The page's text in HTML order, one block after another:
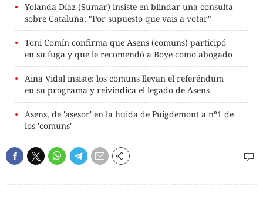
Yolanda Díaz (Sumar) insiste en blindar una consulta
sobre Cataluña: "Por supuesto que vais a votar"
Toni Comín confirma que Asens (comuns) participó
en su fuga y que le recomendó a Boye como abogado
Aina Vidal insiste: los comuns llevan el referéndum
en su programa y reivindica el legado de Asens
Asens, de 'asesor' en la huida de Puigdemont a nº1 de
los 'comuns'